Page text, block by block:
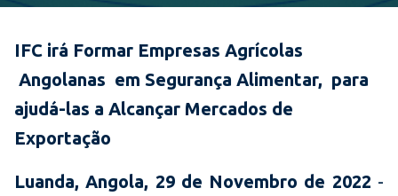
IFC irá Formar Empresas Agrícolas
Angolanas em Segurança Alimentar, para
ajudá-las a Alcançar Mercados de
Exportação
Luanda, Angola, 29 de Novembro de 2022 -